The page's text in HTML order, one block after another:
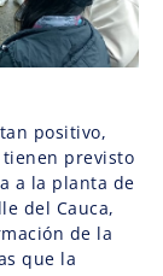
positivo,
previsto
a la planta de
del Cauca,
de la
que la